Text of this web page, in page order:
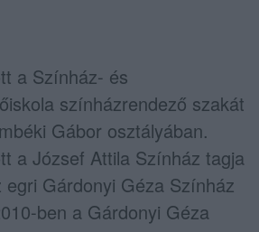
a Színház- és
színházrendező szakát
Gábor osztályában.
a József Attila Színház tagja
Gárdonyi Géza Színház
ben a Gárdonyi Géza